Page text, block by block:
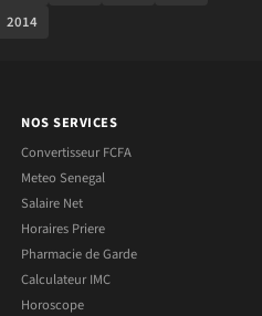
2014
NOS SERVICES
Convertisseur FCFA
Meteo Senegal
Salaire Net
Horaires Priere
Pharmacie de Garde
Calculateur IMC
Horoscope